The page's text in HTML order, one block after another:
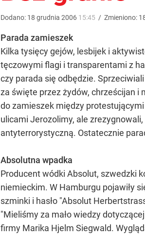
Dodano: 18 grudnia 2006 15:45 / Zmieniono:
Parada zamieszek
Kilka tysięcy gejów, lesbijek i
tęczowymi flagi i transparentami z
czy parada się odbędzie.
za święte przez żydów, chrześcijan i
do zamieszek między
ulicami Jerozolimy, ale
antyterrorystyczną. Ostatecznie
Absolutna wpadka
Producent wódki Absolut, szwedzki
niemieckim. W Hamburgu pojawiły
szminki i hasło "Absolut
"Mieliśmy za mało wiedzy
firmy Marika Hjelm Siegwald.